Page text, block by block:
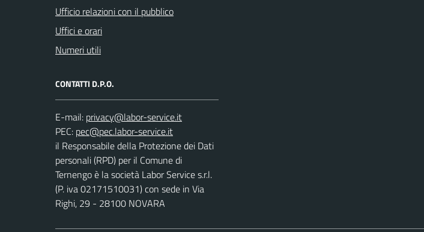
Ufficio relazioni con il pubblico
Uffici e orari
Numeri utili
CONTATTI D.P.O.
E-mail:
PEC:
il Responsabile della Protezione dei Dati
personali (RPD) per il Comune di
Ternengo è la società Labor Service s.r.l.
(P. iva 02171510031) con sede in Via
Righi, 29 - 28100 NOVARA